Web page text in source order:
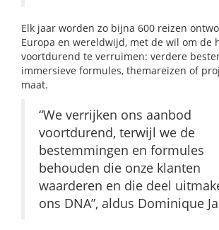
Elk jaar worden zo bijna 600 reizen
Europa en wereldwijd, met de wil om de
voortdurend te verruimen: verdere
immersieve formules, themareizen of
maat.
“We verrijken ons aanbod
voortdurend, terwijl we de
bestemmingen en formules
behouden die onze klanten
waarderen en die deel
ons DNA”, aldus Dominique